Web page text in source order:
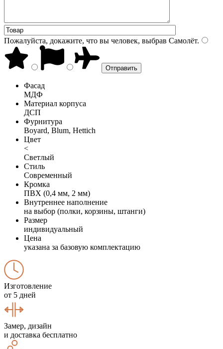
Пожалуйста, докажите, что вы человек, выбрав Самолёт.
Фасад
МДФ
Материал корпуса
ДСП
Фурнитура
Boyard, Blum, Hettich
Цвет
<
Светлый
Стиль
Современный
Кромка
ПВХ (0,4 мм, 2 мм)
Внутреннее наполнение
на выбор (полки, корзины, штанги)
Размер
индивидуальный
Цена
указана за базовую комплектацию
Изготовление
от 5 дней
Замер, дизайн
и доставка бесплатно